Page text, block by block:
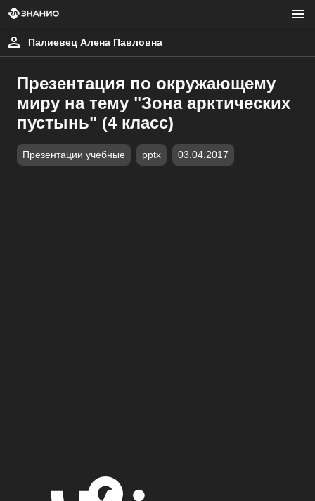
Палиевец Алена Павловна
Презентация по окружающему
миру на тему "Зона арктических
пустынь" (4 класс)
Презентации учебные pptx 03.04.2017